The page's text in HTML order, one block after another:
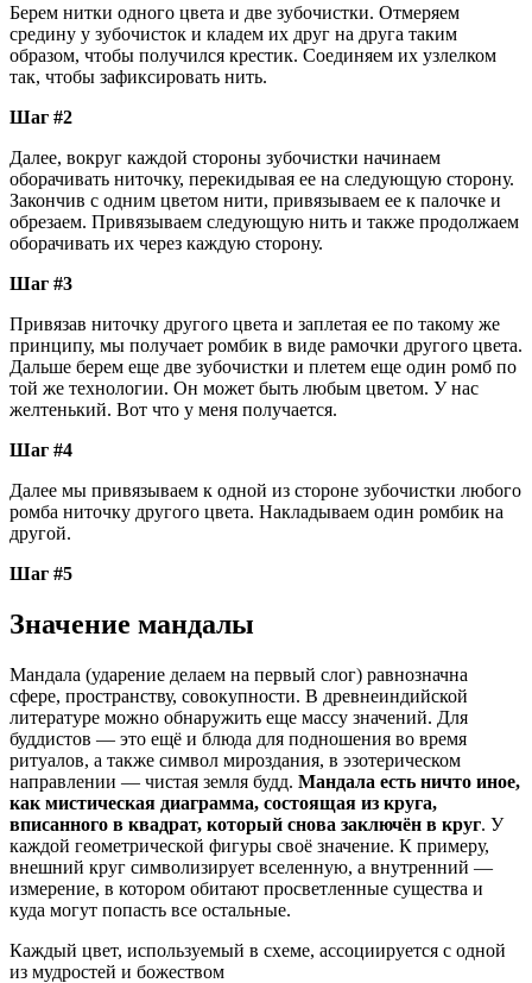
Берем нитки одного цвета и две зубочистки. Отмеряем
средину у зубочисток и кладем их друг на друга таким
образом, чтобы получился крестик. Соединяем их узлелком
так, чтобы зафиксировать нить.
Шаг #2
Далее, вокруг каждой стороны зубочистки начинаем
оборачивать ниточку, перекидывая ее на следующую сторону.
Закончив с одним цветом нити, привязываем ее к палочке и
обрезаем. Привязываем следующую нить и также продолжаем
оборачивать их через каждую сторону.
Шаг #3
Привязав ниточку другого цвета и заплетая ее по такому же
принципу, мы получает ромбик в виде рамочки другого цвета.
Дальше берем еще две зубочистки и плетем еще один ромб по
той же технологии. Он может быть любым цветом. У нас
желтенький. Вот что у меня получается.
Шаг #4
Далее мы привязываем к одной из стороне зубочистки любого
ромба ниточку другого цвета. Накладываем один ромбик на
другой.
Шаг #5
Значение мандалы
Мандала (ударение делаем на первый слог) равнозначна
сфере, пространству, совокупности. В древнеиндийской
литературе можно обнаружить еще массу значений. Для
буддистов — это ещё и блюда для подношения во время
ритуалов, а также символ мироздания, в эзотерическом
направлении — чистая земля будд. Мандала есть ничто иное,
как мистическая диаграмма, состоящая из круга,
вписанного в квадрат, который снова заключён в круг. У
каждой геометрической фигуры своё значение. К примеру,
внешний круг символизирует вселенную, а внутренний —
измерение, в котором обитают просветленные существа и
куда могут попасть все остальные.
Каждый цвет, используемый в схеме, ассоциируется с одной
из мудростей и божеством